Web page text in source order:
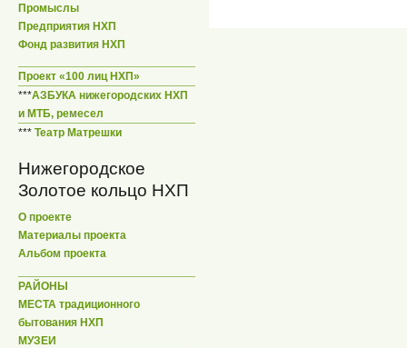
Промыслы
Предприятия НХП
Фонд развития НХП
Проект «100 лиц НХП»
***АЗБУКА нижегородских НХП
и МТБ, ремесел
*** Театр Матрешки
Нижегородское
Золотое кольцо НХП
О проекте
Материалы проекта
Альбом проекта
РАЙОНЫ
МЕСТА традиционного
бытования НХП
МУЗЕИ